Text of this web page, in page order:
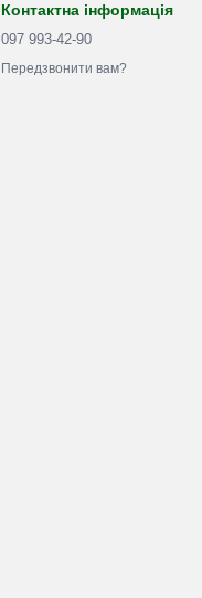
Контактна інформація
097 993-42-90
Передзвонити вам?